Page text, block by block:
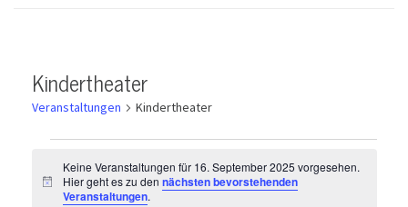
Kindertheater
Veranstaltungen Kindertheater
Veranstaltungen
für
Hinweis
Keine Veranstaltungen für 16. September 2025 vorgesehen.
Hier geht es zu dennächsten bevorstehenden
Veranstaltungen.